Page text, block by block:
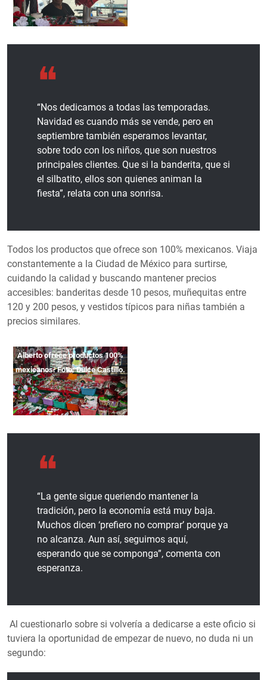
“Nos dedicamos a todas las temporadas.
Navidad es cuando más se vende, pero en
septiembre también esperamos levantar,
sobre todo con los niños, que son nuestros
principales clientes. Que si la banderita, que si
el silbatito, ellos son quienes animan la
fiesta”, relata con una sonrisa.
Todos los productos que ofrece son 100% mexicanos. Viaja
constantemente a la Ciudad de México para surtirse,
cuidando la calidad y buscando mantener precios
accesibles: banderitas desde 10 pesos, muñequitas entre
120 y 200 pesos, y vestidos típicos para niñas también a
precios similares.
Alberto ofrece productos 100%
mexicanos. Foto: Dulce Castillo.
“La gente sigue queriendo mantener la
tradición, pero la economía está muy baja.
Muchos dicen ‘prefiero no comprar’ porque ya
no alcanza. Aun así, seguimos aquí,
esperando que se componga”, comenta con
esperanza.
Al cuestionarlo sobre si volvería a dedicarse a este oficio si
tuviera la oportunidad de empezar de nuevo, no duda ni un
segundo: